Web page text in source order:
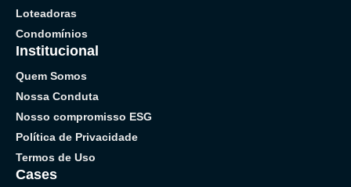
Loteadoras
Condomínios
Institucional
Quem Somos
Nossa Conduta
Nosso compromisso ESG
Política de Privacidade
Termos de Uso
Cases